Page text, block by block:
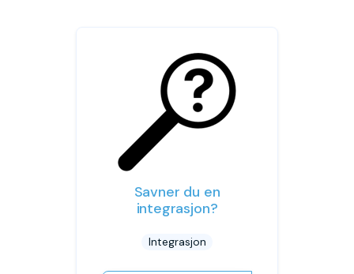
Savner du en
integrasjon?
Integrasjon